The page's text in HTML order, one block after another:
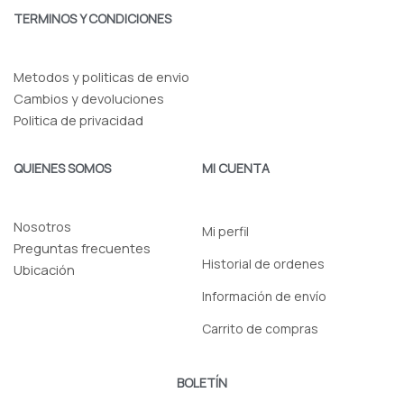
TERMINOS Y CONDICIONES
Metodos y politicas de envio
Cambios y devoluciones
Politica de privacidad
QUIENES SOMOS
Nosotros
Preguntas frecuentes
Ubicación
MI CUENTA
Mi perfil
Historial de ordenes
Información de envío
Carrito de compras
BOLETÍN